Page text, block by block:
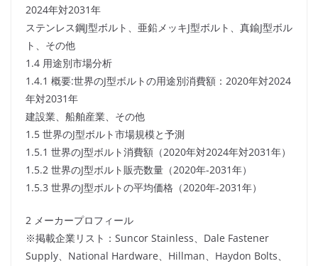
2024年対2031年
ステンレス鋼J型ボルト、亜鉛メッキJ型ボルト、真鍮J型ボル
ト、その他
1.4 用途別市場分析
1.4.1 概要:世界のJ型ボルトの用途別消費額：2020年対2024
年対2031年
建設業、船舶産業、その他
1.5 世界のJ型ボルト市場規模と予測
1.5.1 世界のJ型ボルト消費額（2020年対2024年対2031年）
1.5.2 世界のJ型ボルト販売数量（2020年-2031年）
1.5.3 世界のJ型ボルトの平均価格（2020年-2031年）
2 メーカープロフィール
※掲載企業リスト：Suncor Stainless、Dale Fastener
Supply、National Hardware、Hillman、Haydon Bolts、